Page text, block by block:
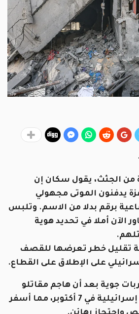
من الجثث، يقول سكان إن
يدفنون الموتى مجهولي
برقم بدلا من الاسم. وتلبس
الآن أملا في تحديد هوية
تقليل خطر تعرضها للقصف
على الإطلاق على القطاع.
جوية بعد أن هاجم مقاتلو
بلدات إسرائيلية في 7 أكتوبر، مما أسفر